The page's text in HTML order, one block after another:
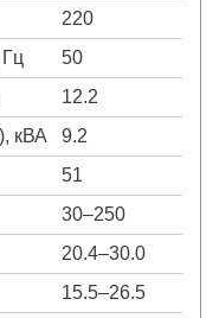
220
50
12.2
кВА
9.2
51
30–250
20.4–30.0
15.5–26.5